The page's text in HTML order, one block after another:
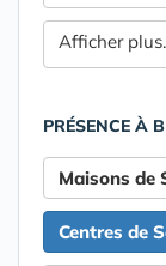
Afficher
PRÉSENCE À
Maisons de
Centres de